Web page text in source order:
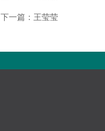
下一篇： 王莹莹